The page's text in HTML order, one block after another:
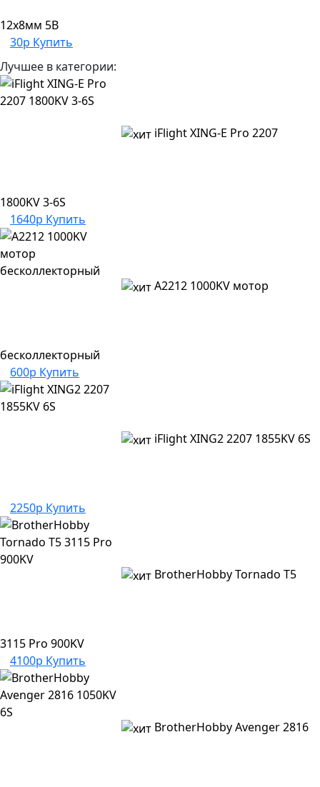
12x8мм 5В
30р Купить
Лучшее в категории:
iFlight XING-E Pro 2207
1800KV 3-6S
1640р Купить
A2212 1000KV мотор
бесколлекторный
600р Купить
iFlight XING2 2207 1855KV 6S
2250р Купить
BrotherHobby Tornado T5
3115 Pro 900KV
4100р Купить
BrotherHobby Avenger 2816